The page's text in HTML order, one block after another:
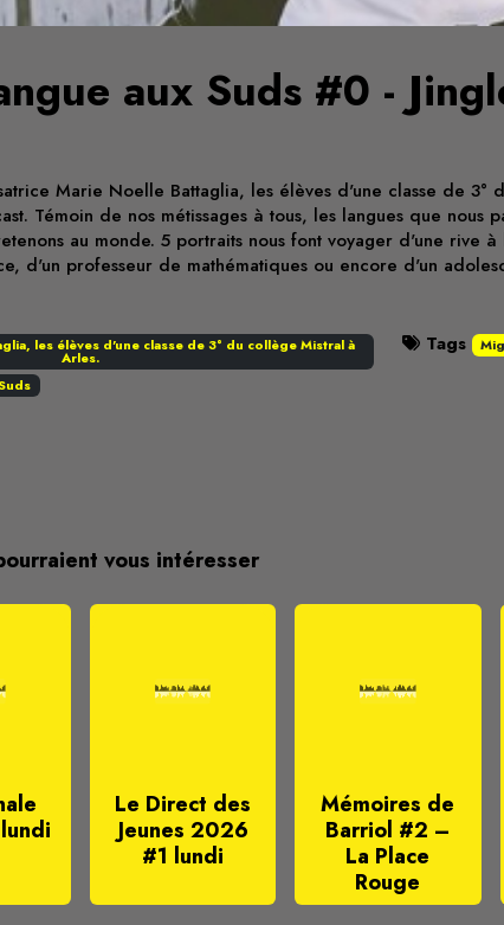
aux Suds #0 -
Marie Noelle Battaglia, les élèves d'une classe de
Témoin de nos métissages à tous, les langues que nous
au monde. 5 portraits nous font voyager d'une rive
d'un professeur de mathématiques ou encore d'un
les élèves d'une classe de 3° du collège Mistral à
Arles.
Tags
vous intéresser
Le Direct des
Jeunes 2026
#1 lundi
Mémoires de
Barriol #2 –
La Place
Rouge